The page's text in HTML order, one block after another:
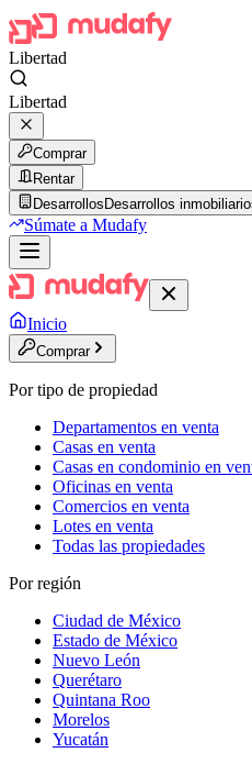
Libertad
Libertad
Comprar
Rentar
Desarrollos Desarrollos
Súmate a Mudafy
Inicio
Comprar
Por tipo de propiedad
Departamentos en venta
Casas en venta
Casas en condominio en
Oficinas en venta
Comercios en venta
Lotes en venta
Todas las propiedades
Por región
Ciudad de México
Estado de México
Nuevo León
Querétaro
Quintana Roo
Morelos
Yucatán